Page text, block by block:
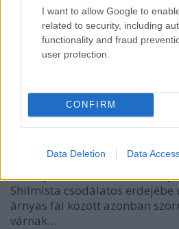
I want to allow Google to
related to security, including
functionality and fraud
user protection.
CONFIRM
Data Deletion Data
Salvatore: Shilmista
BBerni86•2024. április 16.
Fülszöveg: Cadderlynek el
hogy a káosz átok által
küzdjön. Hogy meghiúsítsák a
Kastélyának hódító terveit, a
Shilmista csodálatos erdejébe
árnyas fái között azonban
várnak…